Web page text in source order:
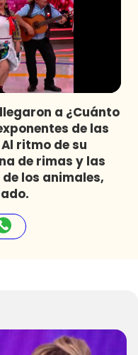
a ¿Cuánto
de las
ritmo de su
de rimas y las
los animales,